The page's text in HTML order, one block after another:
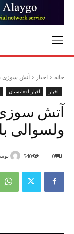
خانه اخبار آتش سوزی
اخبار اخبار افغانستان
آتش سوزی
ولسوالی
0
540